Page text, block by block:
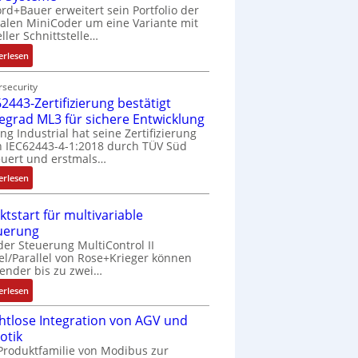
erweitert sein Portfolio der
MiniCoder um eine Variante mit
Schnittstelle…
:
E
i
n
f
a
c
h
e
S
n
s
o
r
-
I
t
Zertifizierung bestätigt
ML3 für sichere Entwicklung
Industrial hat seine Zertifizierung
IEC62443-4-1:2018 durch TÜV Süd
und erstmals…
:
I
C
6
2
4
4
3
Z
e
für multivariable
Steuerung MultiControl II
Parallel von Rose+Krieger können
bis zu zwei…
:
M
a
k
Integration von AGV und
von Modibus zur